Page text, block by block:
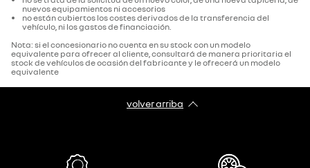
nuevos equipamientos ni accesorios
no están cubiertos los costes derivados de la transferencia del
vehículo, ni los gastos de financiación.
Nota: si el concesionario no cuenta en su stock con un modelo
equivalente para ofrecer al cliente, consultará de manera prioritaria el
stock de vehículos de ocasión del fabricante y le ofrecerá un modelo
equivalente
volver arriba